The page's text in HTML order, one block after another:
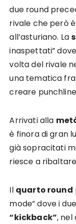
due round
rivale che però
all’asturiano. La
inaspettati” dove
volta del rivale
una tematica
creare
Arrivati alla
è finora di gran
già sopracitati
riesce a
Il quarto round
mode” dove i
“kickback”, nel